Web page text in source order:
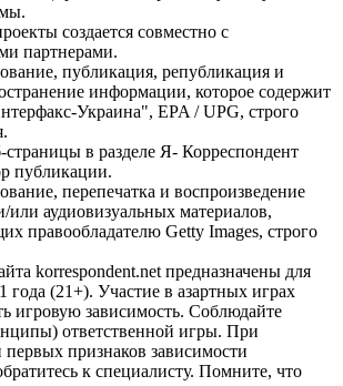
создается совместно с
партнерами.
публикация, републикация и
информации, которое содержит
Украина", EPA / UPG, строго
страницы в разделе Я- Корреспондент
публикации.
перепечатка и воспроизведение
или аудиовизуальных материалов,
правообладателю Getty Images, строго
korrespondent.net предназначены для
года (21+). Участие в азартных играх
игровую зависимость. Соблюдайте
ответственной игры. При
признаков зависимости
к специалисту. Помните, что